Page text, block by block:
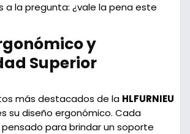
a la pregunta: ¿vale la pena este
y
Superior
más destacados de la HLFURNIEU
su diseño ergonómico. Cada
para brindar un soporte